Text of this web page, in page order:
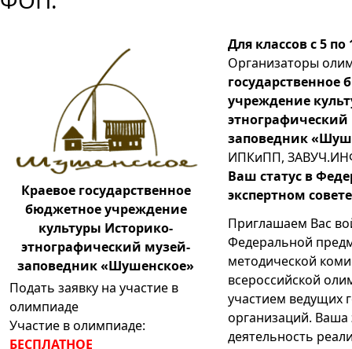
Краевое государственное
бюджетное учреждение
культуры Историко-
этнографический музей-
заповедник «Шушенское»
Подать заявку на участие в
олимпиаде
Участие в олимпиаде:
БЕСПЛАТНОЕ
Для классов с5 по
Организаторы
государственное
учреждение
этнографический
заповедник
ИПКиПП,
Ваш статус в
экспертном
Приглашаем Вас
Федеральной
методической
всероссийской
участием ведущих
организаций. Ваша
деятельность